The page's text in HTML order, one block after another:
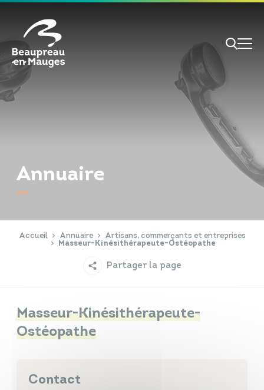
RECHERCHE
Annuaire
Accueil Annuaire
Artisans, commerçants et entreprises
Masseur-Kinésithérapeute-Ostéopathe
Partager la page
Masseur-Kinésithérapeute-
Ostéopathe
Contact
Cookies management panel